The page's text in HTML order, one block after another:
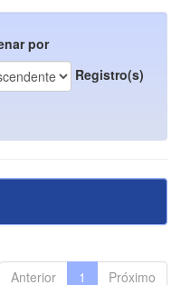
por
Registro(s)
Anterior 1 Próximo